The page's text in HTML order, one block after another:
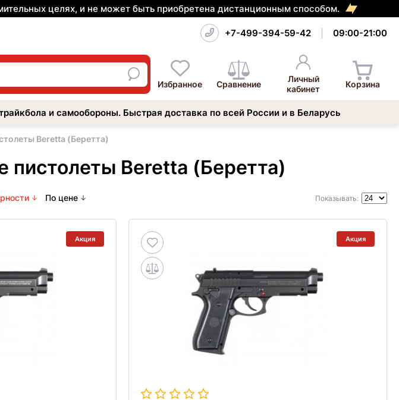
целях, и не может быть приобретена дистанционным способом.
+7-499-394-59-42 09:00-21:00
Избранное Сравнение
Личный
кабинет
Корзина
и самообороны. Быстрая доставка по всей России и в Беларусь
Beretta (Беретта)
пистолеты Beretta (Беретта)
По цене Показывать:
Акция Акция